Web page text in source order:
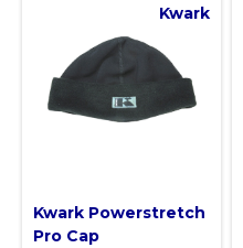
Kwark
Kwark Powerstretch
Pro Cap